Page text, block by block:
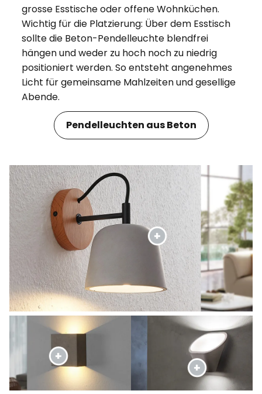
grosse Esstische oder offene Wohnküchen.
Wichtig für die Platzierung: Über dem Esstisch
sollte die Beton-Pendelleuchte blendfrei
hängen und weder zu hoch noch zu niedrig
positioniert werden. So entsteht angenehmes
Licht für gemeinsame Mahlzeiten und gesellige
Abende.
Pendelleuchten aus Beton